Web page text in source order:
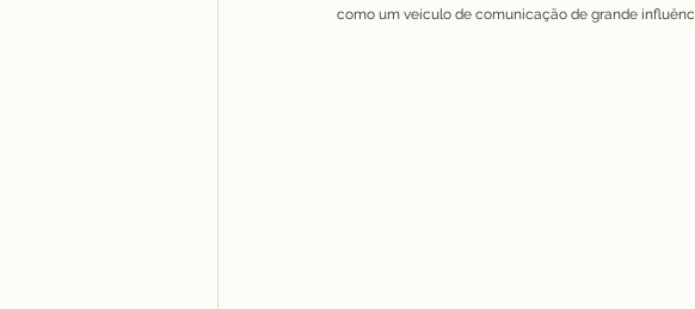
como um veículo de comunicação de grande